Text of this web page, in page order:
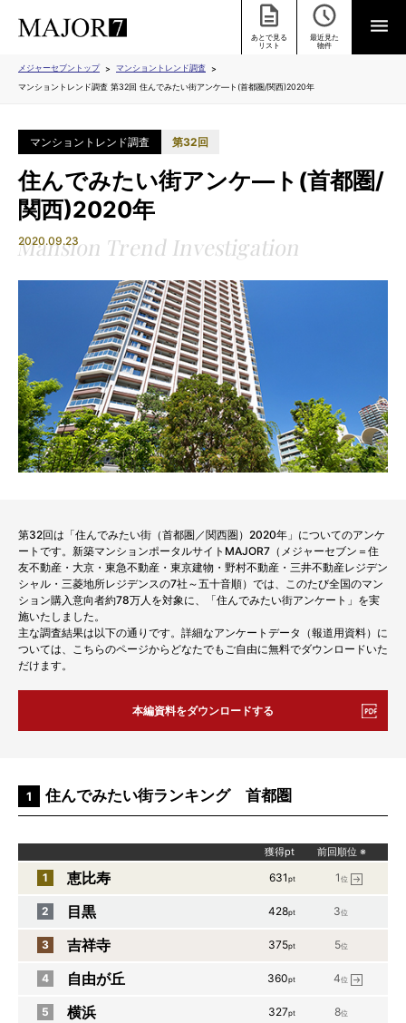
あとで見る
リスト
最近見た
物件
メジャーセブントップ
マンショントレンド調査
マンショントレンド調査 第32回 住んでみたい街アンケ―ト(首都圏/関西)2020年
マンショントレンド調査 第32回
住んでみたい街アンケ―ト(首都圏/
関西)2020年
2020.09.23
第32回は「住んでみたい街（首都圏／関西圏）2020年」についてのアンケ
ートです。新築マンションポータルサイトMAJOR7（メジャーセブン＝住
友不動産・大京・東急不動産・東京建物・野村不動産・三井不動産レジデン
シャル・三菱地所レジデンスの7社～五十音順）では、このたび全国のマン
ション購入意向者約78万人を対象に、「住んでみたい街アンケート」を実
施いたしました。
主な調査結果は以下の通りです。詳細なアンケートデータ（報道用資料）に
ついては、こちらのページからどなたでもご自由に無料でダウンロードいた
だけます。
本編資料をダウンロードする
1 住んでみたい街ランキング 首都圏
獲得pt 前回順位 ※
1 恵比寿 631 pt 1 位
2 目黒 428pt 3位
3 吉祥寺 375pt 5位
4 自由が丘 360pt 4位
5 横浜 327pt 8位